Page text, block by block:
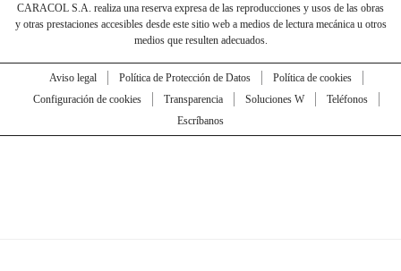
CARACOL S.A. realiza una reserva expresa de las reproducciones y usos de las obras
y otras prestaciones accesibles desde este sitio web a medios de lectura mecánica u otros
medios que resulten adecuados.
Aviso legal Política de Protección de Datos
Política de cookies
Configuración de cookies
Transparencia Soluciones W
Teléfonos
Escríbanos